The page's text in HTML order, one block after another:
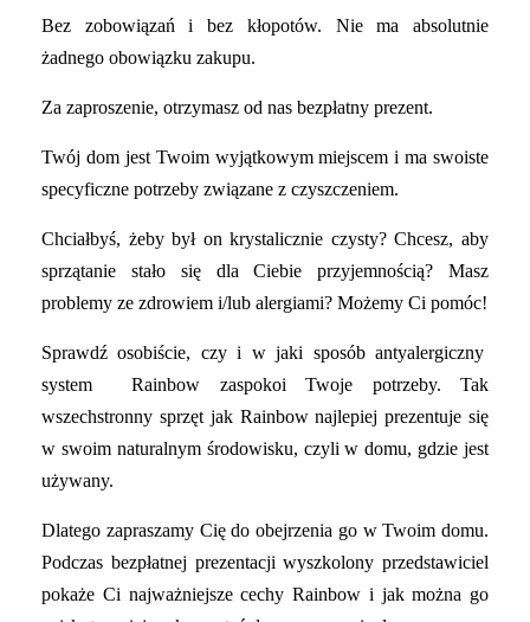
Bez zobowiązań i bez kłopotów. Nie ma absolutnie
żadnego obowiązku zakupu.
Za zaproszenie, otrzymasz od nas bezpłatny prezent.
Twój dom jest Twoim wyjątkowym miejscem i ma swoiste
specyficzne potrzeby związane z czyszczeniem.
Chciałbyś, żeby był on krystalicznie czysty? Chcesz, aby
sprzątanie stało się dla Ciebie przyjemnością? Masz
problemy ze zdrowiem i/lub alergiami? Możemy Ci pomóc!
Sprawdź osobiście, czy i w jaki sposób antyalergiczny
system Rainbow zaspokoi Twoje potrzeby. Tak
wszechstronny sprzęt jak Rainbow najlepiej prezentuje się
w swoim naturalnym środowisku, czyli w domu, gdzie jest
używany.
Dlatego zapraszamy Cię do obejrzenia go w Twoim domu.
Podczas bezpłatnej prezentacji wyszkolony przedstawiciel
pokaże Ci najważniejsze cechy Rainbow i jak można go